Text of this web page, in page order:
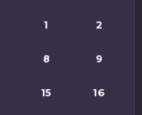
1 2
8 9
15 16